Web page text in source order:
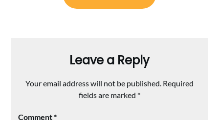
Leave a Reply
Your email address will not be published. Required
fields are marked *
Comment*